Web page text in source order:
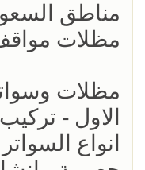
مناطق
مظلات
مظلات
الاول -
انواع